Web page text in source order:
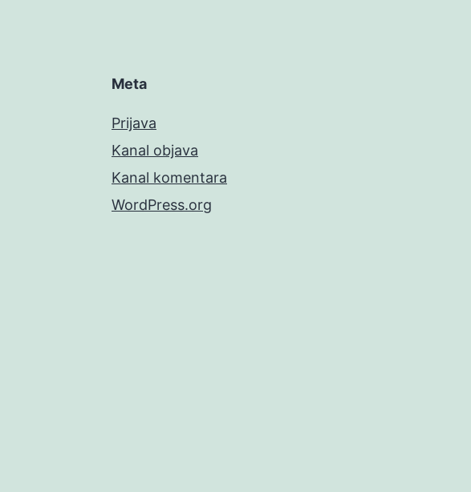
Meta
Prijava
Kanal objava
Kanal komentara
WordPress.org